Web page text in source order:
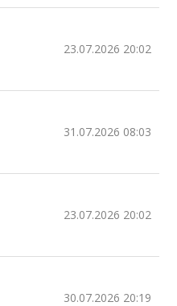
23.07.2026 20:02
31.07.2026 08:03
23.07.2026 20:02
30.07.2026 20:19